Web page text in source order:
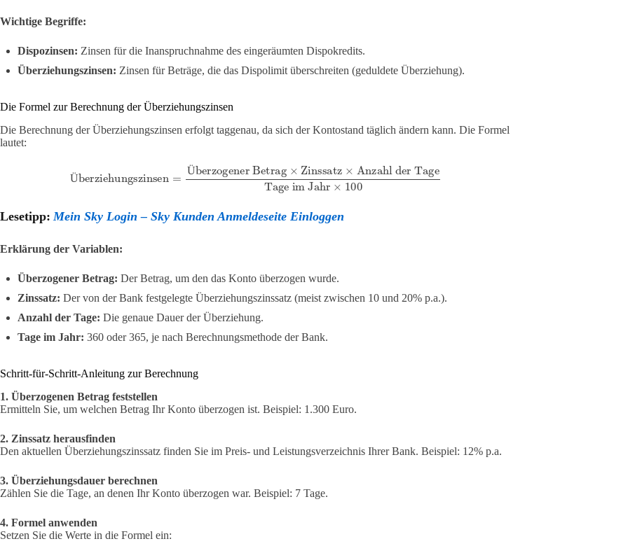
Wichtige Begriffe:
Dispozinsen: Zinsen für die Inanspruchnahme des eingeräumten Dispokredits.
Überziehungszinsen: Zinsen für Beträge, die das Dispolimit überschreiten (geduldete Überziehung).
Die Formel zur Berechnung der Überziehungszinsen
Die Berechnung der Überziehungszinsen erfolgt taggenau, da sich der Kontostand täglich ändern kann. Die Formel
lautet:
Ü
Ü
Überzogener Betrag ×Zinssatz×Anzahl der TageTage im Jahr
Lesetipp: Mein Sky Login – Sky Kunden Anmeldeseite Einloggen
Erklärung der Variablen:
Überzogener Betrag: Der Betrag, um den das Konto überzogen wurde.
Zinssatz: Der von der Bank festgelegte Überziehungszinssatz (meist zwischen 10 und 20% p.a.).
Anzahl der Tage: Die genaue Dauer der Überziehung.
Tage im Jahr: 360 oder 365, je nach Berechnungsmethode der Bank.
Schritt-für-Schritt-Anleitung zur Berechnung
1. Überzogenen Betrag feststellen
Ermitteln Sie, um welchen Betrag Ihr Konto überzogen ist. Beispiel: 1.300 Euro.
2. Zinssatz herausfinden
Den aktuellen Überziehungszinssatz finden Sie im Preis- und Leistungsverzeichnis Ihrer Bank. Beispiel: 12% p.a.
3. Überziehungsdauer berechnen
Zählen Sie die Tage, an denen Ihr Konto überzogen war. Beispiel: 7 Tage.
4. Formel anwenden
Setzen Sie die Werte in die Formel ein: